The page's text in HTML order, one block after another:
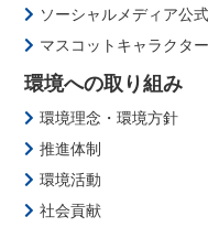
ソーシャルメディア公
マスコットキャラクタ
環境への取り組み
環境理念・環境方針
推進体制
環境活動
社会貢献